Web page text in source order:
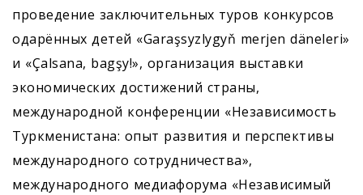
проведение заключительных туров конкурсов
одарённых детей «Garaşsyzlygyň merjen däneleri»
и «Çalsana, bagşy!», организация выставки
экономических достижений страны,
международной конференции «Независимость
Туркменистана: опыт развития и перспективы
международного сотрудничества»,
международного медиафорума «Независимый